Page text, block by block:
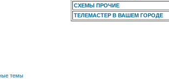
СХЕМЫ ПРОЧИЕ
ТЕЛЕМАСТЕР В ВАШЕМ ГОРОДЕ
темы